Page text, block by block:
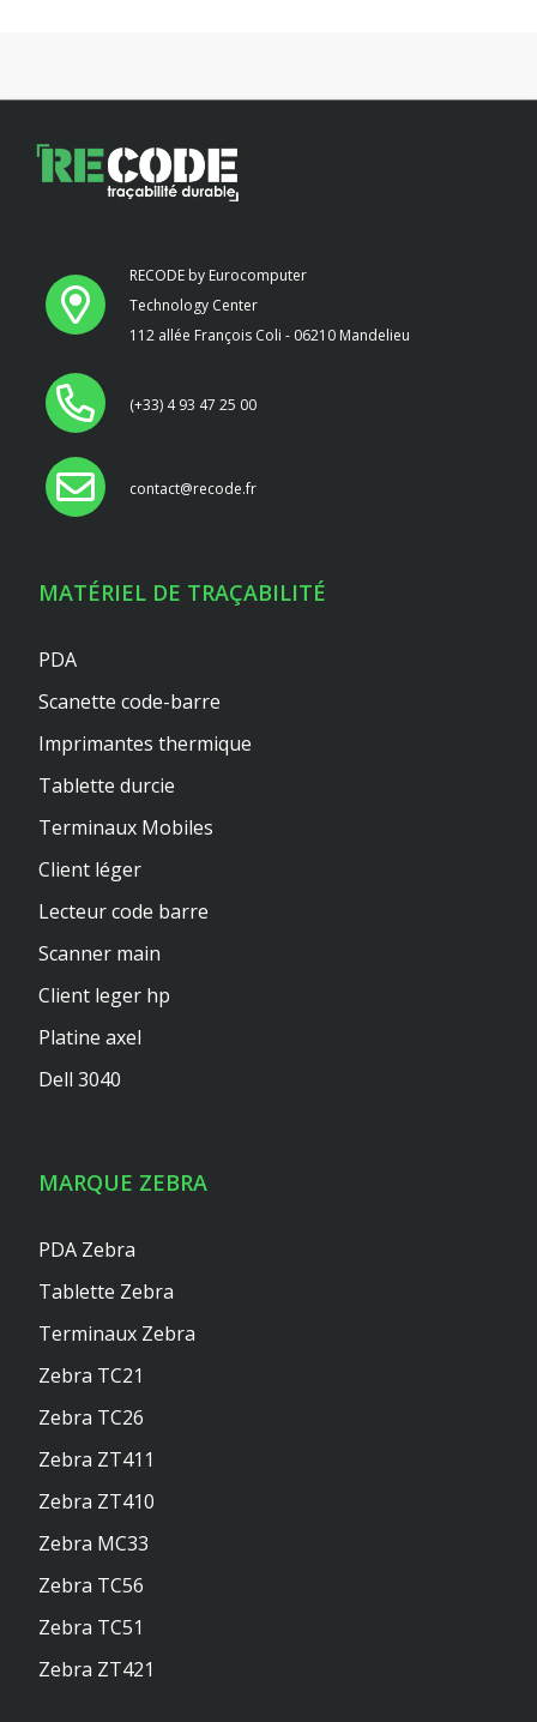
RECODE by Eurocomputer
Technology Center
112 allée François Coli - 06210 Mandelieu
(+33) 4 93 47 25 00
contact@recode.fr
MATÉRIEL DE TRAÇABILITÉ
PDA
Scanette code-barre
Imprimantes thermique
Tablette durcie
Terminaux Mobiles
Client léger
Lecteur code barre
Scanner main
Client leger hp
Platine axel
Dell 3040
MARQUE ZEBRA
PDA Zebra
Tablette Zebra
Terminaux Zebra
Zebra TC21
Zebra TC26
Zebra ZT411
Zebra ZT410
Zebra MC33
Zebra TC56
Zebra TC51
Zebra ZT421